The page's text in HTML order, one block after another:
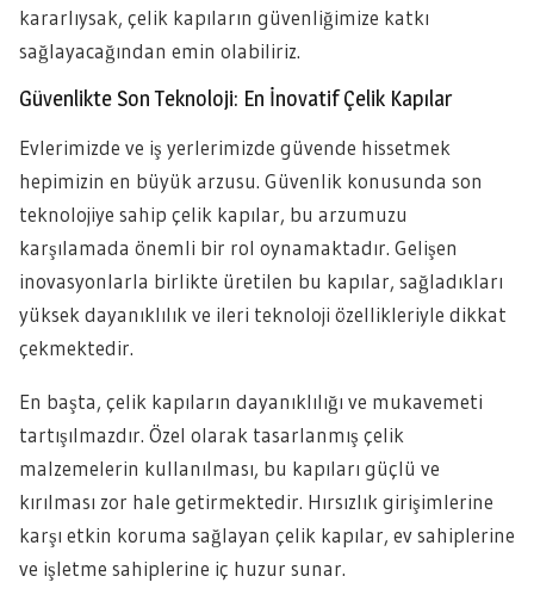
kararlıysak, çelik kapıların güvenliğimize katkı
sağlayacağından emin olabiliriz.
Güvenlikte Son Teknoloji: En İnovatif Çelik Kapılar
Evlerimizde ve iş yerlerimizde güvende hissetmek
hepimizin en büyük arzusu. Güvenlik konusunda son
teknolojiye sahip çelik kapılar, bu arzumuzu
karşılamada önemli bir rol oynamaktadır. Gelişen
inovasyonlarla birlikte üretilen bu kapılar, sağladıkları
yüksek dayanıklılık ve ileri teknoloji özellikleriyle dikkat
çekmektedir.
En başta, çelik kapıların dayanıklılığı ve mukavemeti
tartışılmazdır. Özel olarak tasarlanmış çelik
malzemelerin kullanılması, bu kapıları güçlü ve
kırılması zor hale getirmektedir. Hırsızlık girişimlerine
karşı etkin koruma sağlayan çelik kapılar, ev sahiplerine
ve işletme sahiplerine iç huzur sunar.